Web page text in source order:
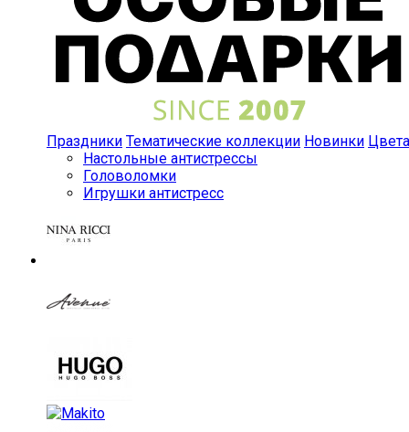
Праздники Тематические коллекции Новинки Цвета
Настольные антистрессы
Головоломки
Игрушки антистресс